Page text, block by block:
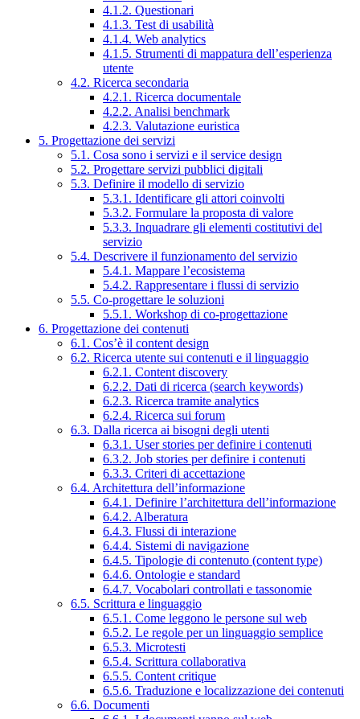
4.1.2. Questionari
4.1.3. Test di usabilità
4.1.4. Web analytics
4.1.5. Strumenti di mappatura dell’esperienza
utente
4.2. Ricerca secondaria
4.2.1. Ricerca documentale
4.2.2. Analisi benchmark
4.2.3. Valutazione euristica
5. Progettazione dei servizi
5.1. Cosa sono i servizi e il service design
5.2. Progettare servizi pubblici digitali
5.3. Definire il modello di servizio
5.3.1. Identificare gli attori coinvolti
5.3.2. Formulare la proposta di valore
5.3.3. Inquadrare gli elementi costitutivi del
servizio
5.4. Descrivere il funzionamento del servizio
5.4.1. Mappare l’ecosistema
5.4.2. Rappresentare i flussi di servizio
5.5. Co-progettare le soluzioni
5.5.1. Workshop di co-progettazione
6. Progettazione dei contenuti
6.1. Cos’è il content design
6.2. Ricerca utente sui contenuti e il linguaggio
6.2.1. Content discovery
6.2.2. Dati di ricerca (search keywords)
6.2.3. Ricerca tramite analytics
6.2.4. Ricerca sui forum
6.3. Dalla ricerca ai bisogni degli utenti
6.3.1. User stories per definire i contenuti
6.3.2. Job stories per definire i contenuti
6.3.3. Criteri di accettazione
6.4. Architettura dell’informazione
6.4.1. Definire l’architettura dell’informazione
6.4.2. Alberatura
6.4.3. Flussi di interazione
6.4.4. Sistemi di navigazione
6.4.5. Tipologie di contenuto (content type)
6.4.6. Ontologie e standard
6.4.7. Vocabolari controllati e tassonomie
6.5. Scrittura e linguaggio
6.5.1. Come leggono le persone sul web
6.5.2. Le regole per un linguaggio semplice
6.5.3. Microtesti
6.5.4. Scrittura collaborativa
6.5.5. Content critique
6.5.6. Traduzione e localizzazione dei contenuti
6.6. Documenti